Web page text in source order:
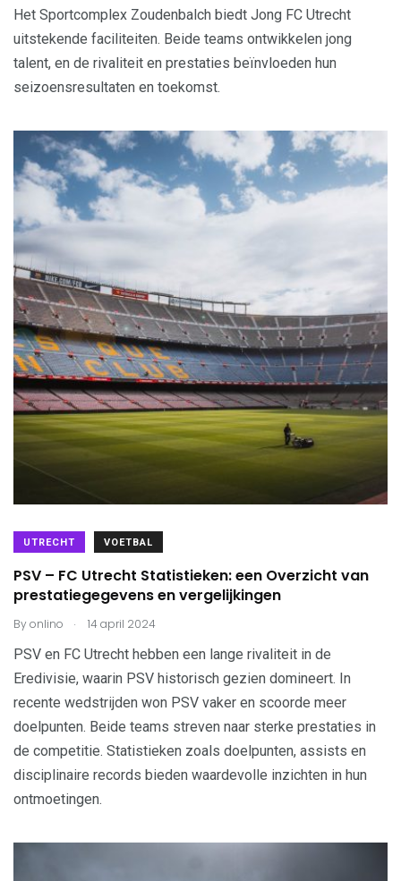
Het Sportcomplex Zoudenbalch biedt Jong FC Utrecht
uitstekende faciliteiten. Beide teams ontwikkelen jong
talent, en de rivaliteit en prestaties beïnvloeden hun
seizoensresultaten en toekomst.
UTRECHT VOETBAL
PSV – FC Utrecht Statistieken: een Overzicht van
prestatiegegevens en vergelijkingen
Byonlino . 14 april 2024
PSV en FC Utrecht hebben een lange rivaliteit in de
Eredivisie, waarin PSV historisch gezien domineert. In
recente wedstrijden won PSV vaker en scoorde meer
doelpunten. Beide teams streven naar sterke prestaties in
de competitie. Statistieken zoals doelpunten, assists en
disciplinaire records bieden waardevolle inzichten in hun
ontmoetingen.